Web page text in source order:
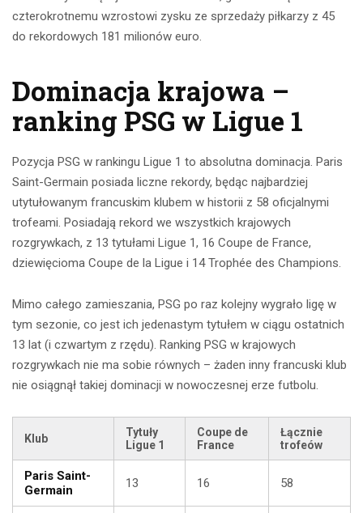
czterokrotnemu wzrostowi zysku ze sprzedaży piłkarzy z 45
do rekordowych 181 milionów euro.
Dominacja krajowa –
ranking PSG w Ligue 1
Pozycja PSG w rankingu Ligue 1 to absolutna dominacja. Paris
Saint-Germain posiada liczne rekordy, będąc najbardziej
utytułowanym francuskim klubem w historii z 58 oficjalnymi
trofeami. Posiadają rekord we wszystkich krajowych
rozgrywkach, z 13 tytułami Ligue 1, 16 Coupe de France,
dziewięcioma Coupe de la Ligue i 14 Trophée des Champions.
Mimo całego zamieszania, PSG po raz kolejny wygrało ligę w
tym sezonie, co jest ich jedenastym tytułem w ciągu ostatnich
13 lat (i czwartym z rzędu). Ranking PSG w krajowych
rozgrywkach nie ma sobie równych – żaden inny francuski klub
nie osiągnął takiej dominacji w nowoczesnej erze futbolu.
Klub
Tytuły
Ligue 1
Coupe de
France
Łącznie
trofeów
Paris Saint-
Germain
13 16 58